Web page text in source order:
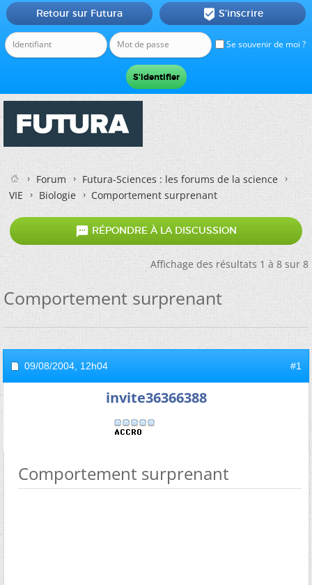
Se souvenir de moi ?
Retour sur Futura  S'inscrire
Forum
Futura-Sciences : les forums de la science
VIE
Biologie Comportement surprenant
 RÉPONDRE À LA DISCUSSION
Affichage des résultats 1 à 8 sur 8
Comportement surprenant
09/08/2004, 12h04 #1
invite36366388
Comportement surprenant